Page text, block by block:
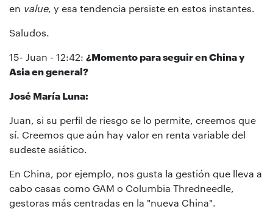
en value, y esa tendencia persiste en estos instantes.
Saludos.
15- Juan - 12:42: ¿Momento para seguir en China y
Asia en general?
José María Luna:
Juan, si su perfil de riesgo se lo permite, creemos que
sí. Creemos que aún hay valor en renta variable del
sudeste asiático.
En China, por ejemplo, nos gusta la gestión que lleva a
cabo casas como GAM o Columbia Thredneedle,
gestoras más centradas en la "nueva China".